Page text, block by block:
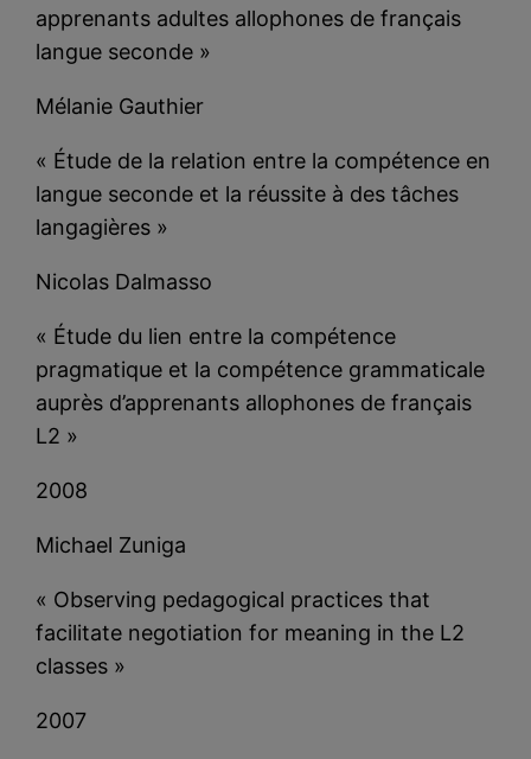
apprenants adultes allophones de français
langue seconde »
Mélanie Gauthier
« Étude de la relation entre la compétence en
langue seconde et la réussite à des tâches
langagières »
Nicolas Dalmasso
« Étude du lien entre la compétence
pragmatique et la compétence grammaticale
auprès d’apprenants allophones de français
L2 »
2008
Michael Zuniga
« Observing pedagogical practices that
facilitate negotiation for meaning in the L2
classes »
2007